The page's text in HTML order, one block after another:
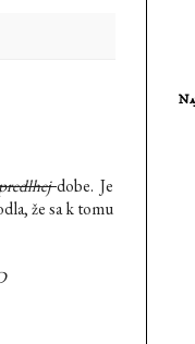
dobe. Je
že sa k tomu